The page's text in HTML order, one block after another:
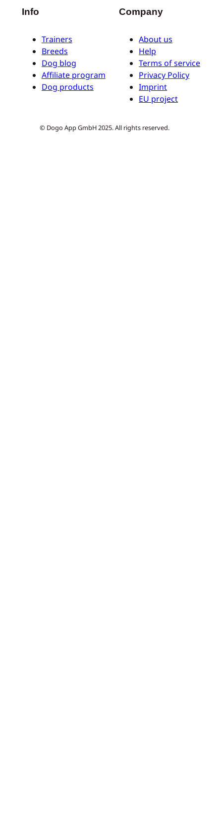
Info
Trainers
Breeds
Dog blog
Affiliate program
Dog products
Company
About us
Help
Terms of service
Privacy Policy
Imprint
EU project
© Dogo App GmbH 2025. All rights reserved.